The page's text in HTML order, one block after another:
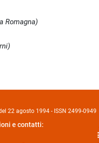
Romagna)
22 agosto 1994 - ISSN 2499-0949
e contatti: